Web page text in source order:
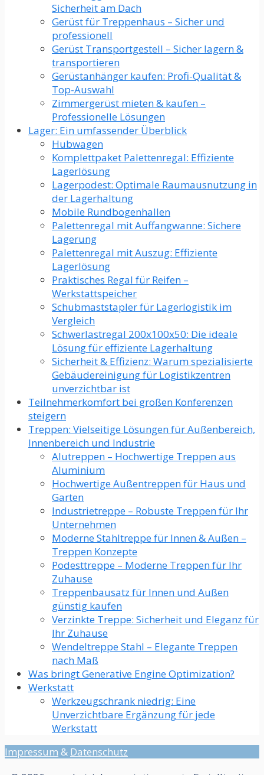
Sicherheit am Dach
Gerüst für Treppenhaus – Sicher und
professionell
Gerüst Transportgestell – Sicher lagern &
transportieren
Gerüstanhänger kaufen: Profi-Qualität &
Top-Auswahl
Zimmergerüst mieten & kaufen –
Professionelle Lösungen
Lager: Ein umfassender Überblick
Hubwagen
Komplettpaket Palettenregal: Effiziente
Lagerlösung
Lagerpodest: Optimale Raumausnutzung in
der Lagerhaltung
Mobile Rundbogenhallen
Palettenregal mit Auffangwanne: Sichere
Lagerung
Palettenregal mit Auszug: Effiziente
Lagerlösung
Praktisches Regal für Reifen –
Werkstattspeicher
Schubmaststapler für Lagerlogistik im
Vergleich
Schwerlastregal 200x100x50: Die ideale
Lösung für effiziente Lagerhaltung
Sicherheit & Effizienz: Warum spezialisierte
Gebäudereinigung für Logistikzentren
unverzichtbar ist
Teilnehmerkomfort bei großen Konferenzen
steigern
Treppen: Vielseitige Lösungen für Außenbereich,
Innenbereich und Industrie
Alutreppen – Hochwertige Treppen aus
Aluminium
Hochwertige Außentreppen für Haus und
Garten
Industrietreppe – Robuste Treppen für Ihr
Unternehmen
Moderne Stahltreppe für Innen & Außen –
Treppen Konzepte
Podesttreppe – Moderne Treppen für Ihr
Zuhause
Treppenbausatz für Innen und Außen
günstig kaufen
Verzinkte Treppe: Sicherheit und Eleganz für
Ihr Zuhause
Wendeltreppe Stahl – Elegante Treppen
nach Maß
Was bringt Generative Engine Optimization?
Werkstatt
Werkzeugschrank niedrig: Eine
Unverzichtbare Ergänzung für jede
Werkstatt​
Impressum & Datenschutz